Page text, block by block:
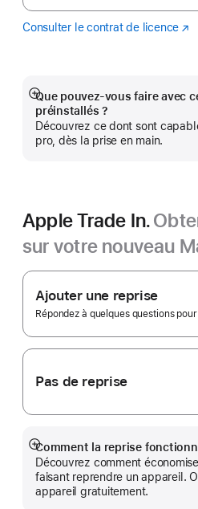
Consulter le contrat de licence
Que pouvez-vous faire avec
préinstallés ?
Découvrez ce dont sont
pro, dès la prise en main.
Afficher
plus
Apple Trade In.
sur votre nouveau
de
de
page
Apple
Trade In.
Ajouter une reprise
Répondez à quelques questions
Pas de reprise
Comment la reprise
Découvrez comment
faisant reprendre un appareil.
appareil gratuitement.
Afficher
plus